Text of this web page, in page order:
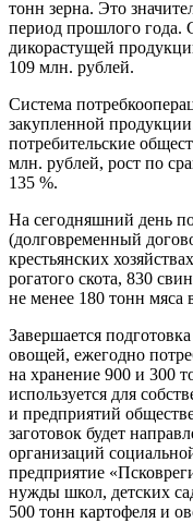
тонн зерна. Это
период прошлого года.
дикорастущей
109 млн. рублей.
Система
закупленной
потребительские
млн. рублей, рост по
135 %.
На сегодняшний день
(долговременный
крестьянских
рогатого скота, 830
не менее 180 тонн мяса
Завершается
овощей, ежегодно
на хранение 900 и 300
используется для
и предприятий
заготовок будет
организаций
предприятие
нужды школ, детских
500 тонн картофеля и